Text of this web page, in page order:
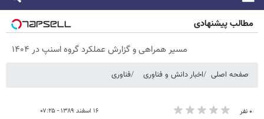
مطالب پیشنهادی
مسیر همراهی و گزارش عملکرد گروه اسنپ در ۱۴۰۴
صفحه اصلی اخبار دانش و فناوری فناوری
۰ نفر ۱۶ اسفند ۱۳۸۹ - ۰۷:۲۵